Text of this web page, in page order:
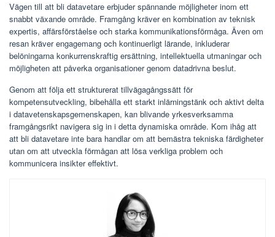
Vägen till att bli datavetare erbjuder spännande möjligheter inom ett
snabbt växande område. Framgång kräver en kombination av teknisk
expertis, affärsförståelse och starka kommunikationsförmåga. Även om
resan kräver engagemang och kontinuerligt lärande, inkluderar
belöningarna konkurrenskraftig ersättning, intellektuella utmaningar och
möjligheten att påverka organisationer genom datadrivna beslut.
Genom att följa ett strukturerat tillvägagångssätt för
kompetensutveckling, bibehålla ett starkt inlärningstänk och aktivt delta
i datavetenskapsgemenskapen, kan blivande yrkesverksamma
framgångsrikt navigera sig in i detta dynamiska område. Kom ihåg att
att bli datavetare inte bara handlar om att bemästra tekniska färdigheter
utan om att utveckla förmågan att lösa verkliga problem och
kommunicera insikter effektivt.